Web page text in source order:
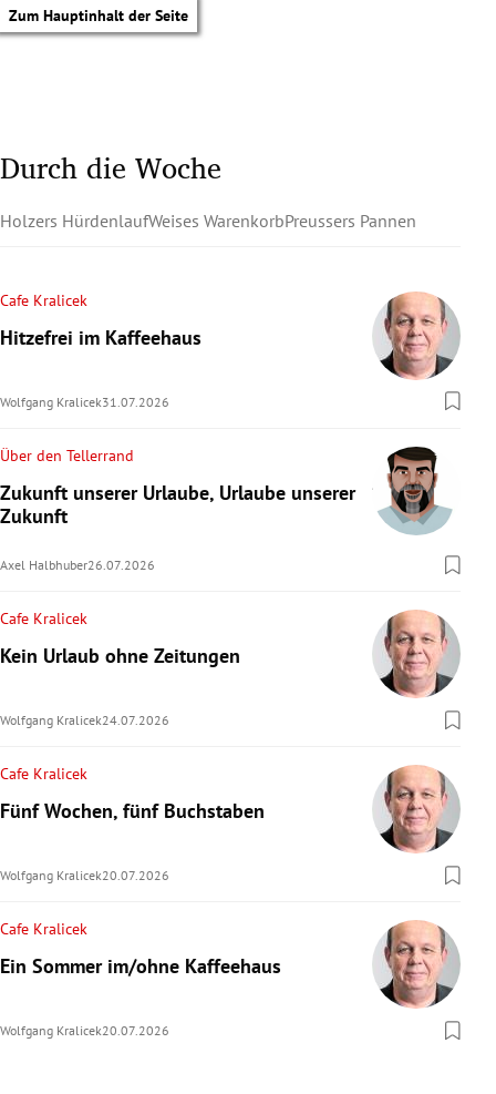
Zum Hauptinhalt der Seite
Untermenü
Untermenü
Untermenü
Untermenü
Untermenü
Untermenü
Durch die Woche
Holzers HürdenlaufWeises WarenkorbPreussers Pannen
Cafe Kralicek
Hitzefrei im Kaffeehaus
Wolfgang Kralicek31.07.2026
Über den Tellerrand
Zukunft unserer Urlaube, Urlaube unserer
Zukunft
Axel Halbhuber26.07.2026
Cafe Kralicek
Kein Urlaub ohne Zeitungen
Wolfgang Kralicek24.07.2026
Cafe Kralicek
Fünf Wochen, fünf Buchstaben
Wolfgang Kralicek20.07.2026
Cafe Kralicek
Ein Sommer im/ohne Kaffeehaus
Wolfgang Kralicek20.07.2026